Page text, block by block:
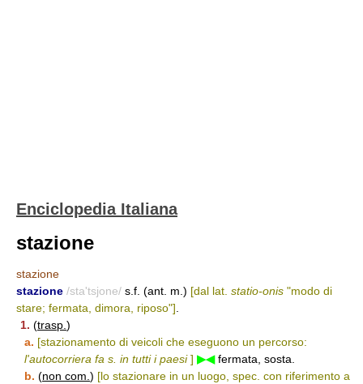
Enciclopedia Italiana
stazione
stazione
stazione /sta'tsjone/ s.f. (ant. m.) [dal lat. statio-onis "modo di
stare; fermata, dimora, riposo"]
1. (trasp. )
a. [stazionamento di veicoli che eseguono un percorso:
l'autocorriera fa s. in tutti i paesi] ▶◀fermata, sosta.
b. (non com. ) [lo stazionare in un luogo, spec. con riferimento a